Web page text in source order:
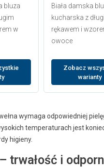
bluza
w
Biała damska
kucharska z
rękawem i
owoce
Zobacz
warianty
wymaga odpowiedniej
temperaturach jest
higieny.
trwałość i